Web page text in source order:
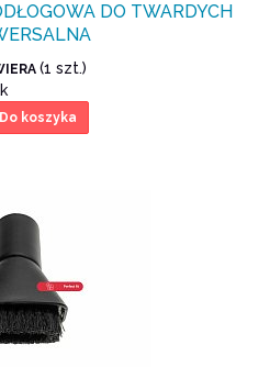
DO TWARDYCH
(1 szt.)
Do koszyka